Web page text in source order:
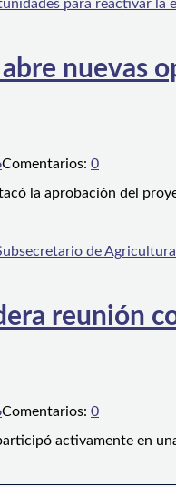
nuevas
Comentarios: 0
la aprobación del
reunión
Comentarios: 0
activamente en